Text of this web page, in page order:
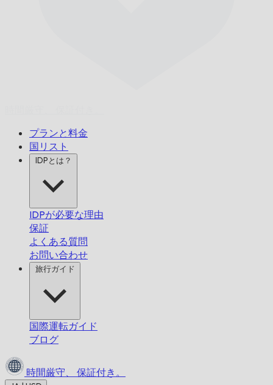
プランと料金
国リスト
IDPとは？
IDPが必要な理由
保証
よくある質問
お問い合わせ
旅行ガイド
国際運転ガイド
ブログ
時間厳守、 保証付き。